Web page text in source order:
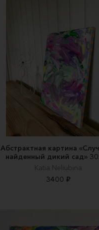
Абстрактная картина
найденный дикий сад»
Katia Neliubina
3400 ₽